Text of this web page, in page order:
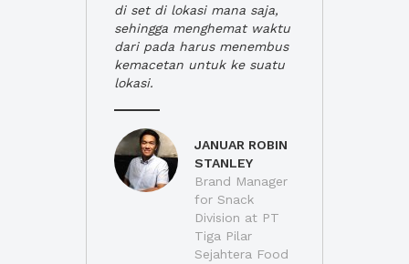
di set di lokasi mana saja,
sehingga menghemat waktu
dari pada harus menembus
kemacetan untuk ke suatu
lokasi.
JANUAR ROBIN
STANLEY
Brand Manager
for Snack
Division at PT
Tiga Pilar
Sejahtera Food